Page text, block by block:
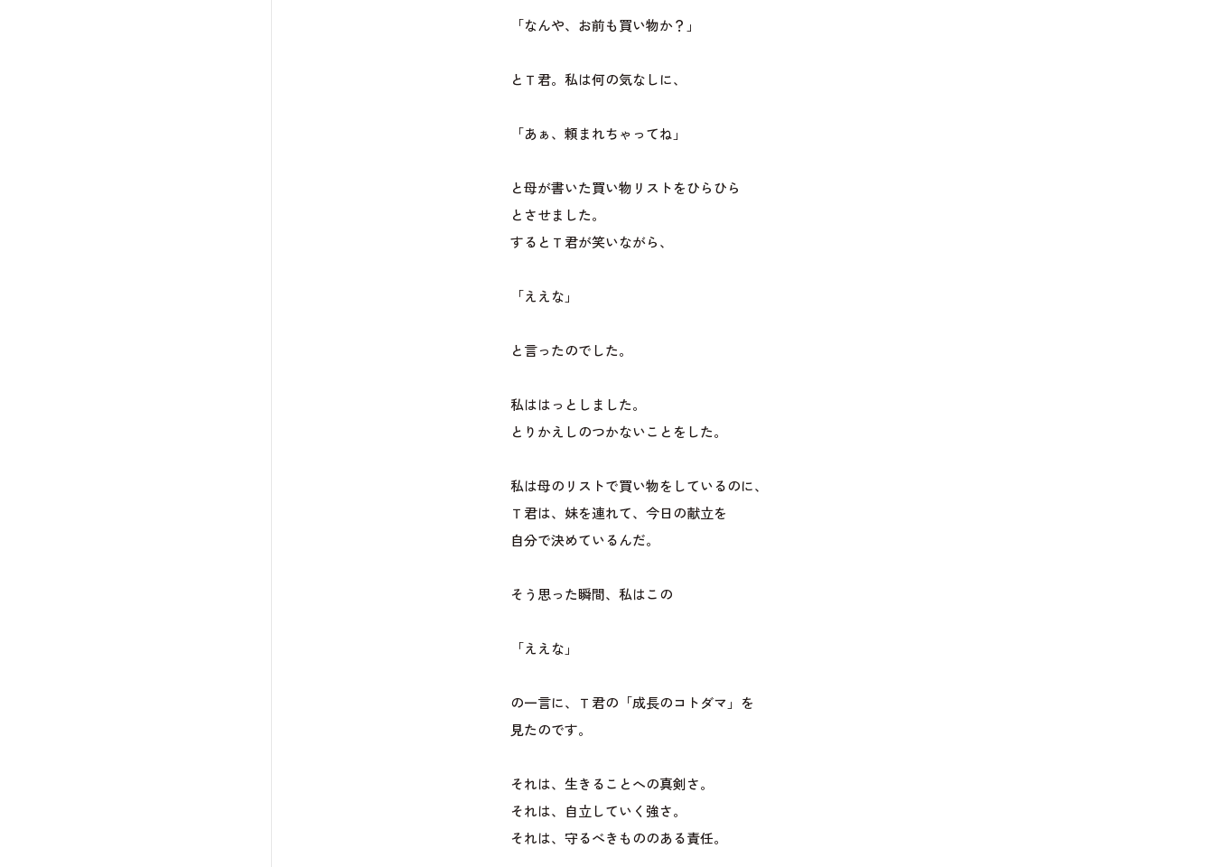
「なんや、お前も買い物か？」
とＴ君。私は何の気なしに、
「あぁ、頼まれちゃってね」
と母が書いた買い物リストをひらひら
とさせました。
するとＴ君が笑いながら、
「ええな」
と言ったのでした。
私ははっとしました。
とりかえしのつかないことをした。
私は母のリストで買い物をしているのに、
Ｔ君は、妹を連れて、今日の献立を
自分で決めているんだ。
そう思った瞬間、私はこの
「ええな」
の一言に、Ｔ君の「成長のコトダマ」を
見たのです。
それは、生きることへの真剣さ。
それは、自立していく強さ。
それは、守るべきもののある責任。